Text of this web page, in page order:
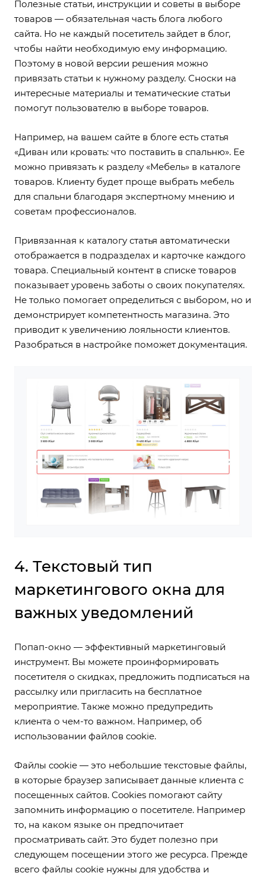
Полезные статьи, инструкции и советы в выборе
товаров — обязательная часть блога любого
сайта. Но не каждый посетитель зайдет в блог,
чтобы найти необходимую ему информацию.
Поэтому в новой версии решения можно
привязать статьи к нужному разделу. Сноски на
интересные материалы и тематические статьи
помогут пользователю в выборе товаров.
Например, на вашем сайте в блоге есть статья
«Диван или кровать: что поставить в спальню». Ее
можно привязать к разделу «Мебель» в каталоге
товаров. Клиенту будет проще выбрать мебель
для спальни благодаря экспертному мнению и
советам профессионалов.
Привязанная к каталогу статья автоматически
отображается в подразделах и карточке каждого
товара. Специальный контент в списке товаров
показывает уровень заботы о своих покупателях.
Не только помогает определиться с выбором, но и
демонстрирует компетентность магазина. Это
приводит к увеличению лояльности клиентов.
Разобраться в настройке поможет документация.
4. Текстовый тип
маркетингового окна для
важных уведомлений
Попап-окно — эффективный маркетинговый
инструмент. Вы можете проинформировать
посетителя о скидках, предложить подписаться на
рассылку или пригласить на бесплатное
мероприятие. Также можно предупредить
клиента о чем-то важном. Например, об
использовании файлов cookie.
Файлы cookie — это небольшие текстовые файлы,
в которые браузер записывает данные клиента с
посещенных сайтов. Cookies помогают сайту
запомнить информацию о посетителе. Например
то, на каком языке он предпочитает
просматривать сайт. Это будет полезно при
следующем посещении этого же ресурса. Прежде
всего файлы cookie нужны для удобства и